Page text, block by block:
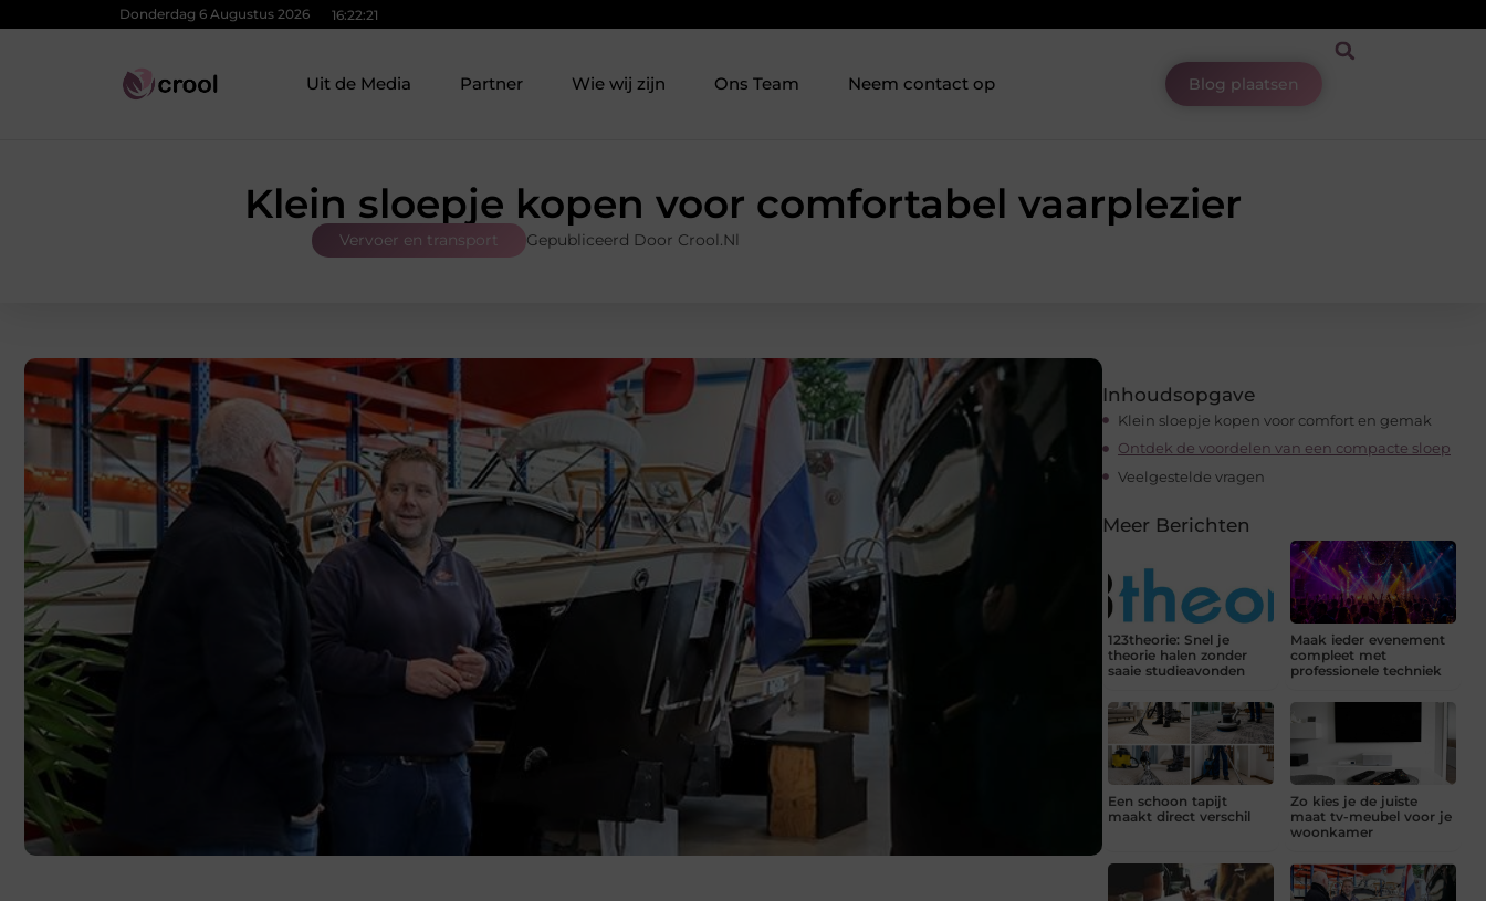
Donderdag 6 Augustus 2026 16:22:22
Uit de Media Partner Wie wij zijn Ons Team Neem contact op Blog plaatsen
Klein sloepje kopen voor comfortabel vaarplezier
Vervoer en transport Gepubliceerd Door Crool.nl
Inhoudsopgave
Klein sloepje kopen voor comfort en gemak
Ontdek de voordelen van een compacte sloep
Veelgestelde vragen
Meer Berichten
123theorie: Snel je
theorie halen zonder
saaie studieavonden
Maak ieder evenement
compleet met
professionele techniek
Een schoon tapijt
maakt direct verschil
Zo kies je de juiste
maat tv-meubel voor je
woonkamer